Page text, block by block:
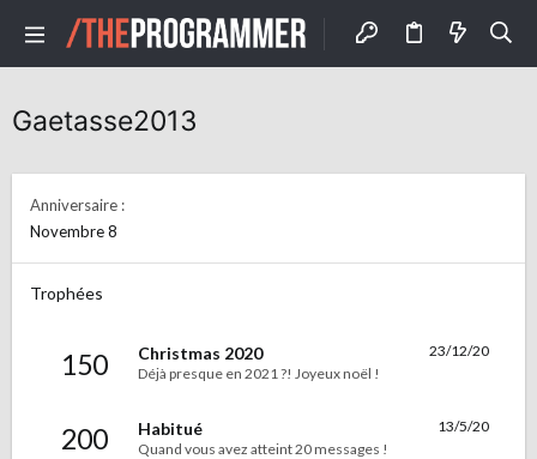
Gaetasse2013
Anniversaire
Novembre 8
Trophées
150 23/12/20
Christmas 2020
Déjà presque en 2021 ?! Joyeux noël !
200 13/5/20
Habitué
Quand vous avez atteint 20 messages !